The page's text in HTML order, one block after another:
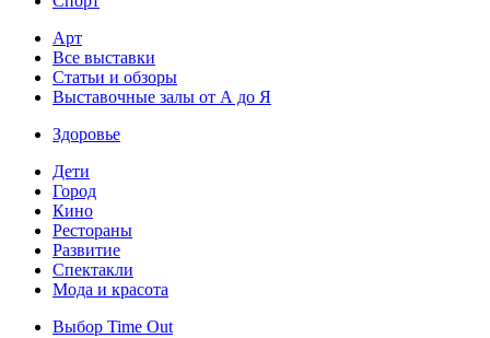
Арт
Все выставки
Статьи и обзоры
Выставочные залы от А до Я
Здоровье
Дети
Город
Кино
Рестораны
Развитие
Спектакли
Мода и красота
Выбор Time Out